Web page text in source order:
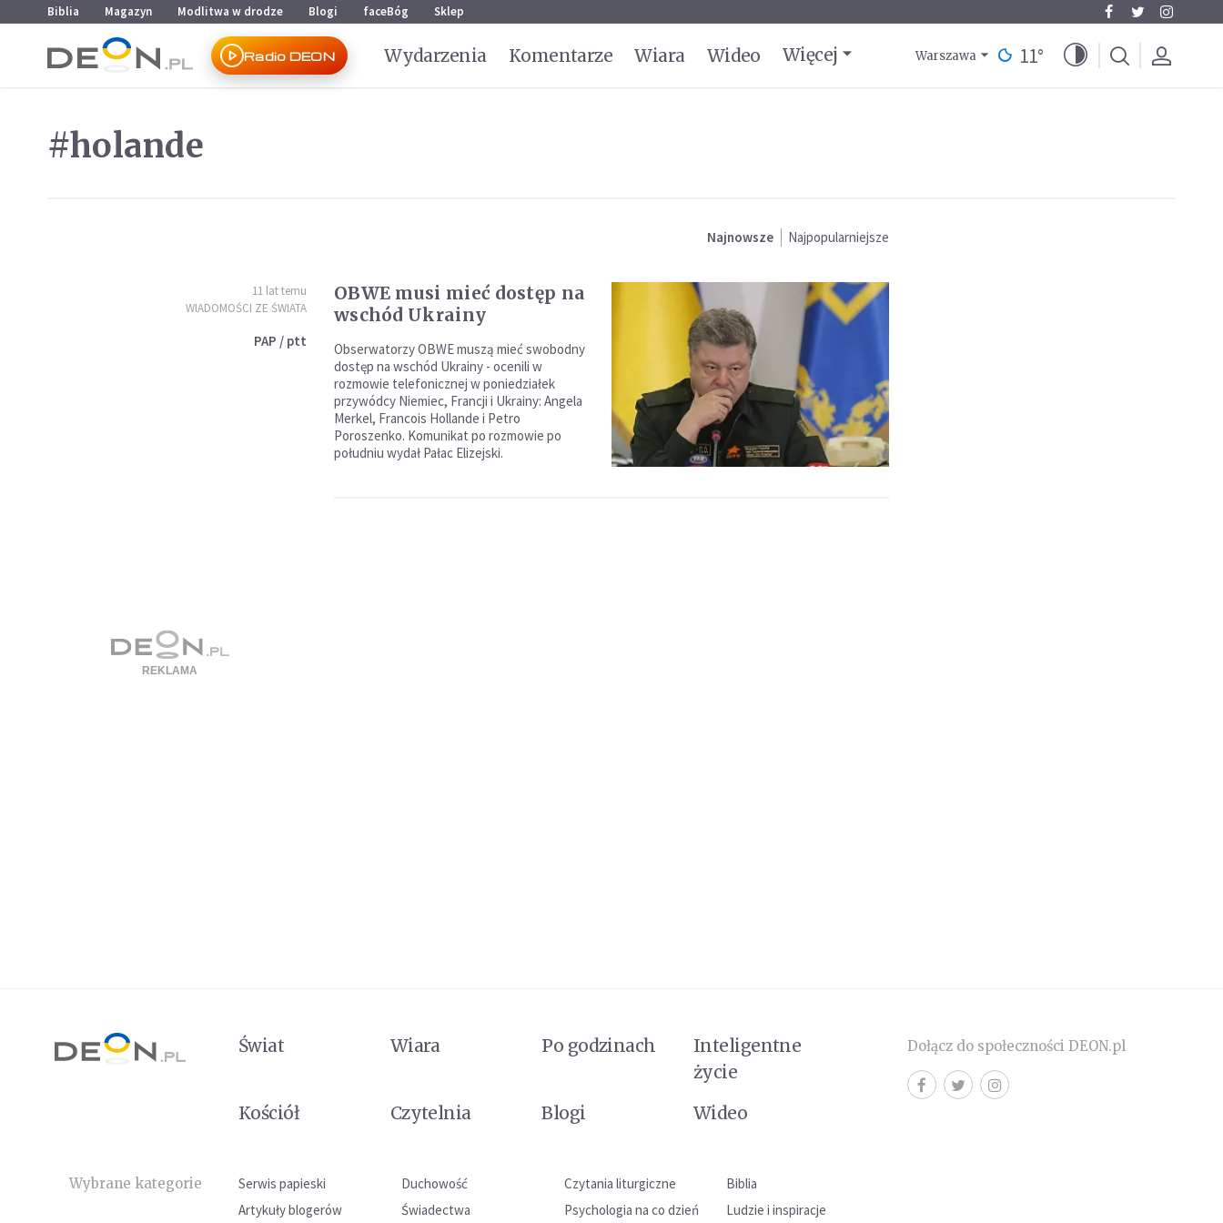
Przejdź do menu głównego
Przejdź do treści
Biblia Magazyn Modlitwa w drodze Blogi faceBóg Sklep
Radio DEON Wydarzenia Komentarze Wiara Wideo Więcej Warszawa 11°
#holande
Najnowsze Najpopularniejsze
11 lat temu
WIADOMOŚCI ZE ŚWIATA
PAP / ptt
OBWE musi mieć dostęp na
wschód Ukrainy
Obserwatorzy OBWE muszą mieć swobodny
dostęp na wschód Ukrainy - ocenili w
rozmowie telefonicznej w poniedziałek
przywódcy Niemiec, Francji i Ukrainy: Angela
Merkel, Francois Hollande i Petro
Poroszenko. Komunikat po rozmowie po
południu wydał Pałac Elizejski.
Świat Wiara Po godzinach
Inteligentne
życie
Kościół
Czytelnia Blogi Wideo
Wybrane kategorie Serwis papieski Duchowość Czytania liturgiczne
Biblia
Artykuły blogerów
Świadectwa Psychologia na co dzień Ludzie i inspiracje
Dołącz do społeczności DEON.pl